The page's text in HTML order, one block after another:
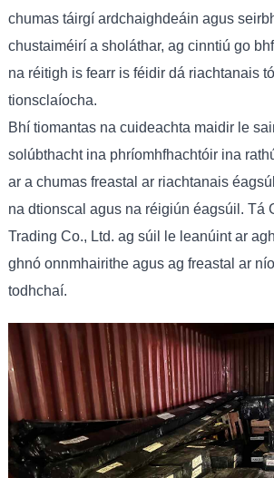
chumas táirgí ardchaighdeáin agus
chustaiméirí a sholáthar, ag cinntiú go
na réitigh is fearr is féidir dá riachtanais
tionsclaíocha.
Bhí tiomantas na cuideachta maidir le
solúbthacht ina phríomhfhachtóir ina
ar a chumas freastal ar riachtanais
na dtionscal agus na réigiún éagsúil. Tá
Trading Co., Ltd. ag súil le leanúint ar
ghnó onnmhairithe agus ag freastal ar
todhchaí.